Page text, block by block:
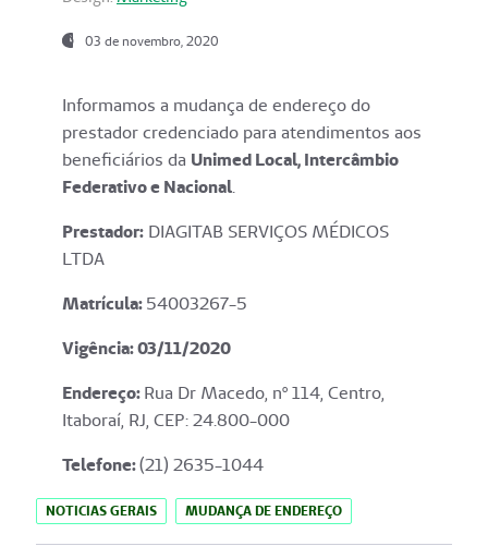
03 de novembro, 2020
Informamos a mudança de endereço do
prestador credenciado para atendimentos aos
beneficiários da Unimed Local, Intercâmbio
Federativo e Nacional.
Prestador: DIAGITAB SERVIÇOS MÉDICOS
LTDA
Matrícula:54003267-5
Vigência: 03/11/2020
Endereço:Rua Dr Macedo, nº 114, Centro,
Itaboraí, RJ, CEP: 24.800-000
Telefone:(21) 2635-1044
NOTICIAS GERAIS MUDANÇA DE ENDEREÇO